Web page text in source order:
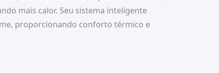
mais calor. Seu sistema inteligente
proporcionando conforto térmico e